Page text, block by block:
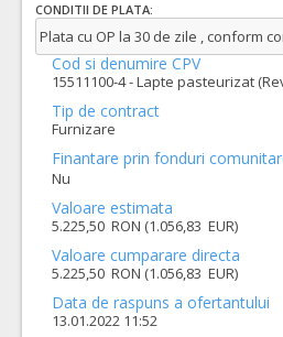
CONDITII DE PLATA:
Plata cu OP la 30 de zile , conform
Cod si denumire CPV
15511100-4 - Lapte pasteurizat
Tip de contract
Furnizare
Finantare prin fonduri
Nu
Valoare estimata
5.225,50 RON (1.056,83 EUR)
Valoare cumparare directa
5.225,50 RON (1.056,83 EUR)
Data de raspuns a ofertantului
13.01.2022 11:52